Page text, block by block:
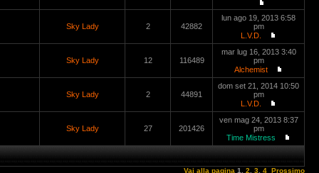
Sky Lady 2 42882
lun ago 19, 2013 6:58
pm
L.V.D.
Sky Lady 12 116489
mar lug 16, 2013 3:40
pm
Alchemist
Sky Lady 2 44891
dom set 21, 2014 10:50
pm
L.V.D.
Sky Lady 27 201426
ven mag 24, 2013 8:37
pm
Time Mistress
Vai alla pagina 1 2 3 4 Prossimo